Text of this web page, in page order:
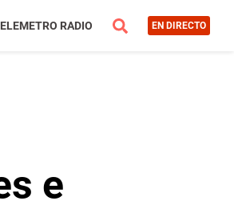
RADIO EN DIRECTO
e